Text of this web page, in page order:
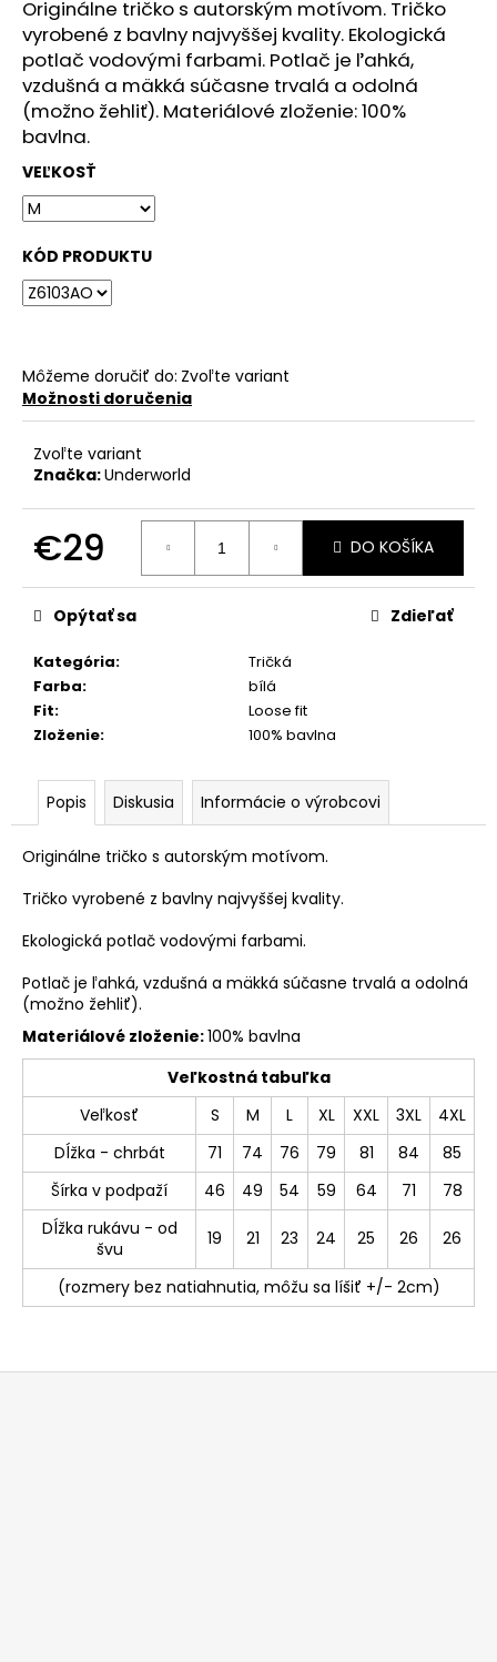
Originálne tričko s autorským motívom. Tričko
vyrobené z bavlny najvyššej kvality. Ekologická
potlač vodovými farbami. Potlač je ľahká,
vzdušná a mäkká súčasne trvalá a odolná
(možno žehliť). Materiálové zloženie: 100%
bavlna.
VEĽKOSŤ
KÓD PRODUKTU
Môžeme doručiť do: Zvoľte variant
Možnosti doručenia
Zvoľte variant
Značka:Underworld
€29
cena:
DO KOŠÍKA
Kategória:
Tričká
Farba:
bílá
Fit:
Loose fit
Zloženie: 100% bavlna
Opýtať sa Zdieľať
Popis Diskusia Informácie o výrobcovi
Originálne tričko s autorským motívom.
Tričko vyrobené z bavlny najvyššej kvality.
Ekologická potlač vodovými farbami.
Potlač je ľahká, vzdušná a mäkká súčasne trvalá a odolná
(možno žehliť).
Materiálové zloženie:100% bavlna
Veľkostná tabuľka
Veľkosť
S M L XL XXL 3XL
4XL
Dĺžka - chrbát
71 74 76 79 81 84
85
Šírka v podpaží
46 49 54 59 64 71
78
Dĺžka rukávu - od
švu
19 21 23 24 25 26 26
(rozmery bez natiahnutia, môžu sa líšiť +/- 2cm)
a
m
e
DÁMSKÉ
TRIČKO
UNDERWORLD
FOREST
€29
Z